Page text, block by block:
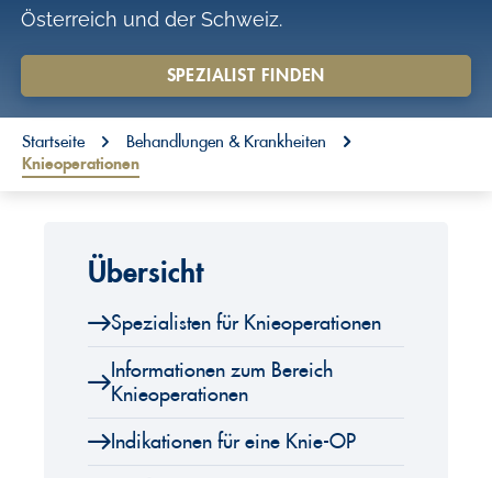
Österreich und der Schweiz.
SPEZIALIST FINDEN
You are here:
Startseite
Behandlungen & Krankheiten
Knieoperationen
Übersicht
Spezialisten für Knieoperationen
Informationen zum Bereich
Knieoperationen
Indikationen für eine Knie-OP